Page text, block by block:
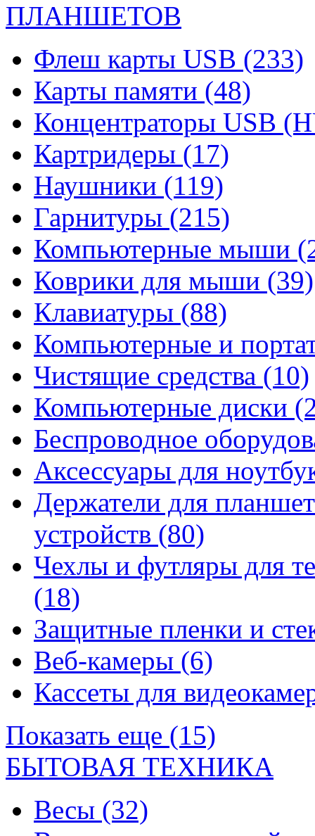
ПЛАНШЕТОВ
Флеш карты USB (233)
Карты памяти (48)
Концентраторы USB
Картридеры (17)
Наушники (119)
Гарнитуры (215)
Компьютерные мыши
Коврики для мыши (39)
Клавиатуры (88)
Компьютерные и
Чистящие средства (10)
Компьютерные диски
Беспроводное
Аксессуары для
Держатели для
устройств (80)
Чехлы и футляры для
(18)
Защитные пленки и
Веб-камеры (6)
Кассеты для
Показать еще (15)
БЫТОВАЯ ТЕХНИКА
Весы (32)